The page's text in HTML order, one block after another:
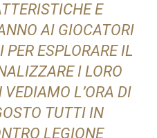
E
AI GIOCATORI
ESPLORARE IL
I LORO
L’ORA DI
TUTTI IN
LEGIONE